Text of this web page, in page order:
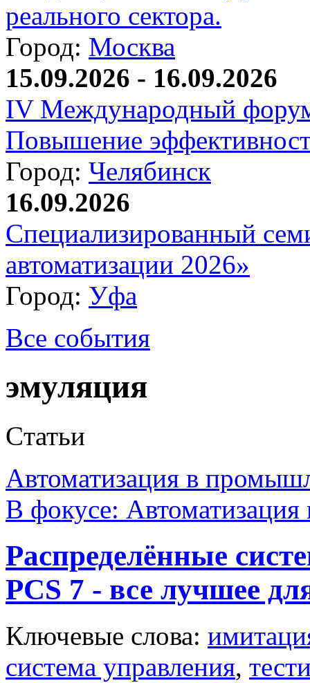
реального сектора.
Город: Москва
15.09.2026 - 16.09.2026
IV Международный
Повышение
Город: Челябинск
16.09.2026
Специализированный
автоматизации 2026»
Город: Уфа
Все события
эмуляция
Статьи
Автоматизация в
В фокусе: Автоматизация
Распределённые
PCS 7 - все лучшее
Ключевые слова:
система управления,